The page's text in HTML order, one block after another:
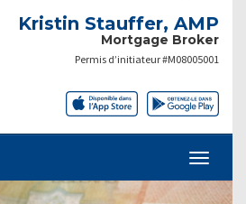
Kristin Stauffer, AMP
Mortgage Broker
Permis d’initiateur #M08005001